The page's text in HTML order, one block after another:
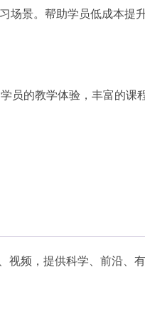
场景。帮助学员低成本提
员的教学体验，丰富的课
视频，提供科学、前沿、